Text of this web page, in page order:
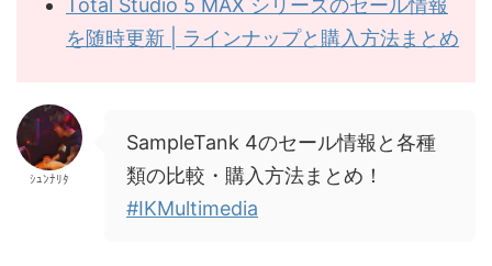
Total Studio 5 MAX シリーズのセール情報
を随時更新 | ラインナップと購入方法まとめ
ｼｭﾝﾅﾘﾀ
SampleTank 4のセール情報と各種
類の比較・購入方法まとめ！
#IKMultimedia